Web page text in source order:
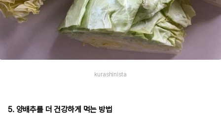
kurashinista
5. 양배추를 더 건강하게 먹는 방법